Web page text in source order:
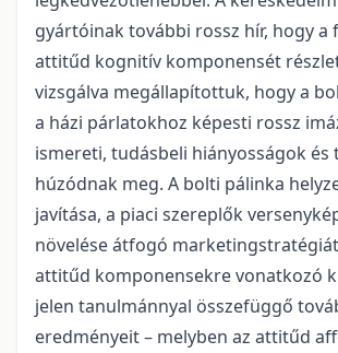
gyártóinak további rossz hír, hogy a
attitűd kognitív komponensét
vizsgálva megállapítottuk, hogy a
a házi párlatokhoz képesti rossz
ismereti, tudásbeli hiányosságok és
húzódnak meg. A bolti pálinka
javítása, a piaci szereplők
növelése átfogó
attitűd komponensekre vonatkozó
jelen tanulmánnyal összefüggő
eredményeit – melyben az attitűd